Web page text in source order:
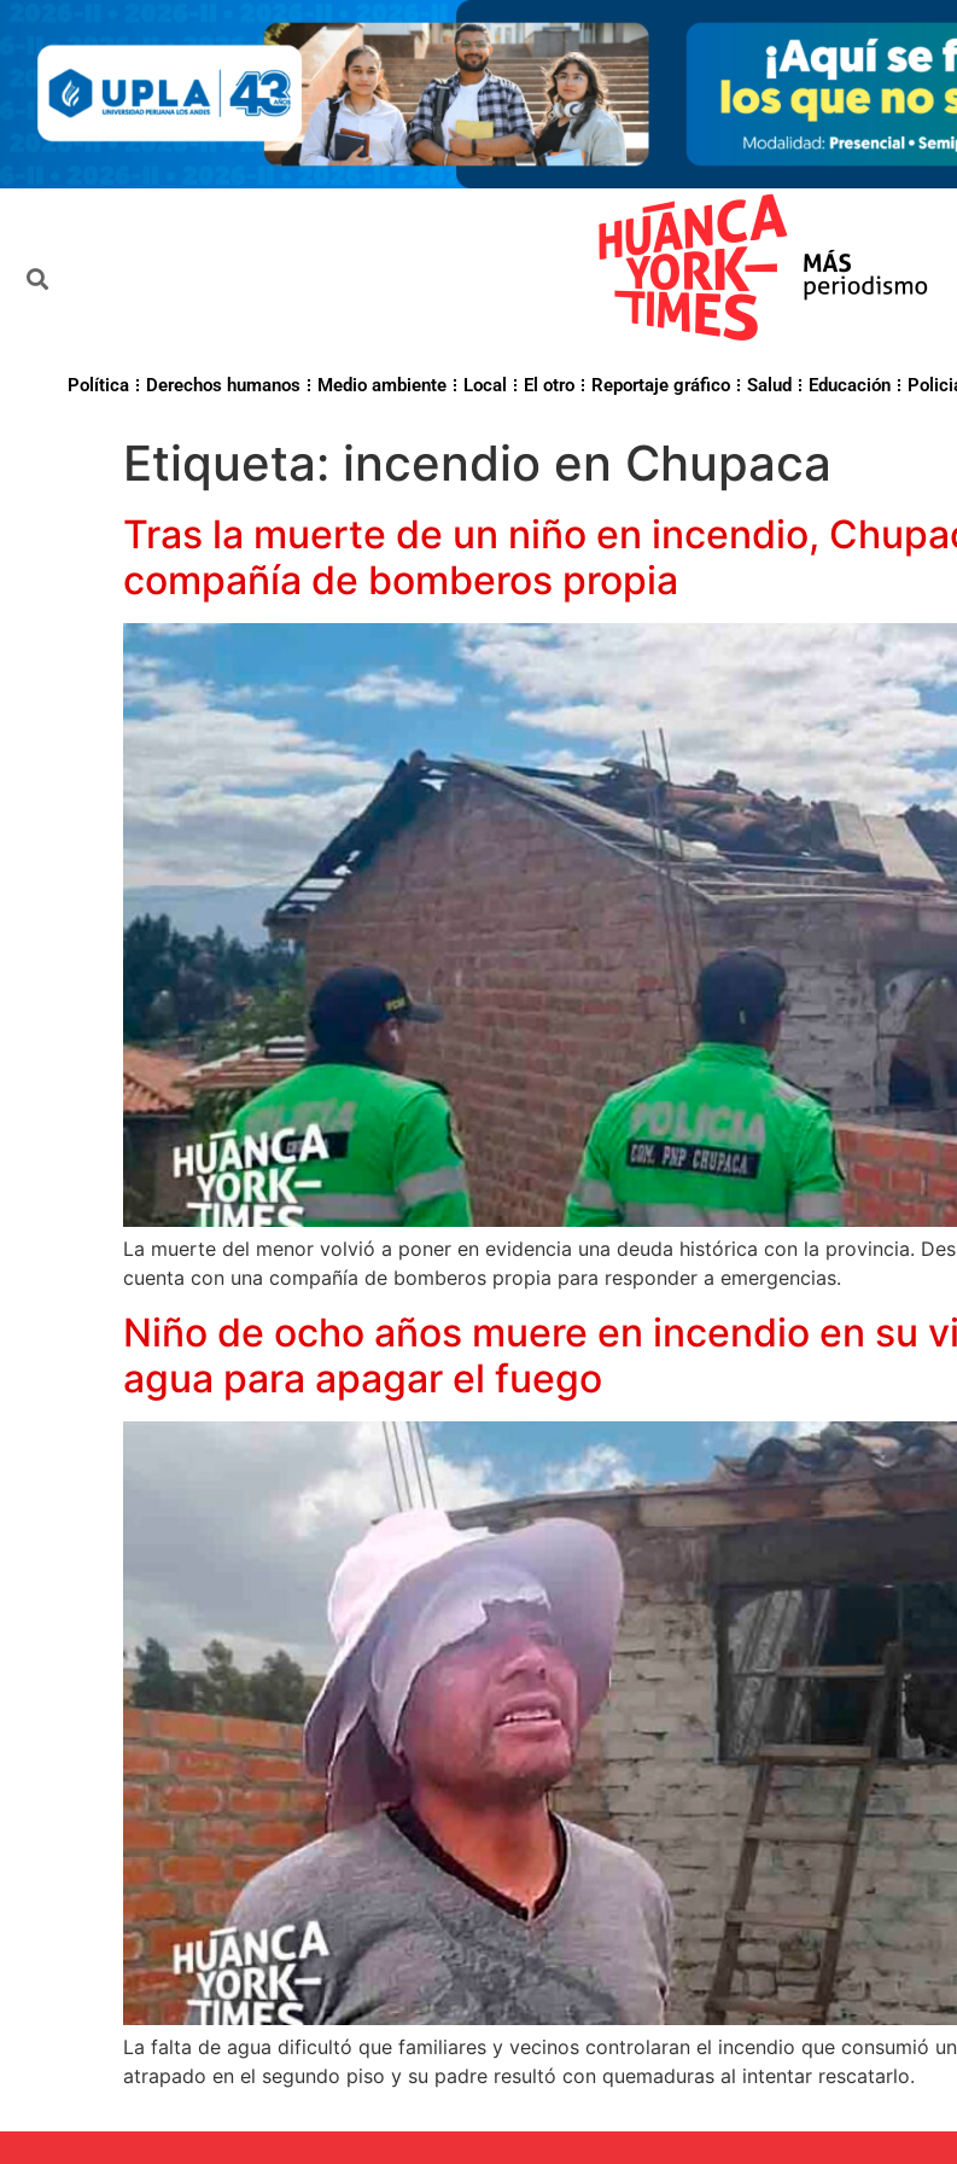
Política Derechos humanos Medio ambiente Local El otro Reportaje gráfico Salud Educación
Etiqueta: incendio en Chupaca
Tras la muerte de un niño en incendio,
compañía de bomberos propia
La muerte del menor volvió a poner en evidencia una deuda histórica con la provincia.
cuenta con una compañía de bomberos propia para responder a emergencias.
Niño de ocho años muere en incendio en su
agua para apagar el fuego
La falta de agua dificultó que familiares y vecinos controlaran el incendio que consumió
atrapado en el segundo piso y su padre resultó con quemaduras al intentar rescatarlo.